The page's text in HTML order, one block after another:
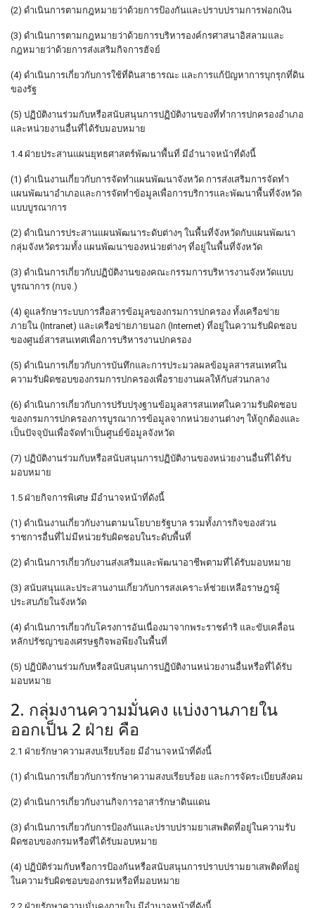
(2) ดำเนินการตามกฎหมายว่าด้วยการป้องกันและปราบปรามการฟอกเงิน
(3) ดำเนินการตามกฎหมายว่าด้วยการบริหารองค์กรศาสนาอิสลามและ
กฎหมายว่าด้วยการส่งเสริมกิจการฮัจย์
(4) ดำเนินการเกี่ยวกับการใช้ที่ดินสาธารณะ และการแก้ปัญหาการบุกรุกที่ดิน
ของรัฐ
(5) ปฏิบัติงานร่วมกับหรือสนับสนุนการปฏิบัติงานของที่ทำการปกครองอำเภอ
และหน่วยงานอื่นที่ได้รับมอบหมาย
1.4 ฝ่ายประสานแผนยุทธศาสตร์พัฒนาพื้นที่ มีอำนาจหน้าที่ดังนี้
(1) ดำเนินงานเกี่ยวกับการจัดทำแผนพัฒนาจังหวัด การส่งเสริมการจัดทำ
แผนพัฒนาอำเภอและการจัดทำข้อมูลเพื่อการบริการและพัฒนาพื้นที่จังหวัด
แบบบูรณาการ
(2) ดำเนินการประสานแผนพัฒนาระดับต่างๆ ในพื้นที่จังหวัดกับแผนพัฒนา
กลุ่มจังหวัดรวมทั้ง แผนพัฒนาของหน่วยต่างๆ ที่อยู่ในพื้นที่จังหวัด
(3) ดำเนินการเกี่ยวกับปฏิบัติงานของคณะกรรมการบริหารงานจังหวัดแบบ
บูรณาการ (กบจ.)
(4) ดูแลรักษาระบบการสื่อสารข้อมูลของกรมการปกครอง ทั้งเครือข่าย
ภายใน (Intranet) และเครือข่ายภายนอก (Internet) ที่อยู่ในความรับผิดชอบ
ของศูนย์สารสนเทศเพื่อการบริหารงานปกครอง
(5) ดำเนินการเกี่ยวกับการบันทึกและการประมวลผลข้อมูลสารสนเทศใน
ความรับผิดชอบของกรมการปกครองเพื่อรายงานผลให้กับส่วนกลาง
(6) ดำเนินการเกี่ยวกับการปรับปรุงฐานข้อมูลสารสนเทศในความรับผิดชอบ
ของกรมการปกครองการบูรณาการข้อมูลจากหน่วยงานต่างๆ ให้ถูกต้องและ
เป็นปัจจุบันเพื่อจัดทำเป็นศูนย์ข้อมูลจังหวัด
(7) ปฏิบัติงานร่วมกับหรือสนับสนุนการปฏิบัติงานของหน่วยงานอื่นที่ได้รับ
มอบหมาย
1.5 ฝ่ายกิจการพิเศษ มีอำนาจหน้าที่ดังนี้
(1) ดำเนินงานเกี่ยวกับงานตามนโยบายรัฐบาล รวมทั้งภารกิจของส่วน
ราชการอื่นที่ไม่มีหน่วยรับผิดชอบในระดับพื้นที่
(2) ดำเนินการเกี่ยวกับงานส่งเสริมและพัฒนาอาชีพตามที่ได้รับมอบหมาย
(3) สนับสนุนและประสานงานเกี่ยวกับการสงเคราะห์ช่วยเหลือราษฎรผู้
ประสบภัยในจังหวัด
(4) ดำเนินการเกี่ยวกับโครงการอันเนื่องมาจากพระราชดำริ และขับเคลื่อน
หลักปรัชญาของเศรษฐกิจพอพียงในพื้นที่
(5) ปฏิบัติงานร่วมกับหรือสนับสนุนการปฏิบัติงานหน่วยงานอื่นหรือที่ได้รับ
มอบหมาย
2. กลุ่มงานความมั่นคง แบ่งงานภายใน
ออกเป็น 2 ฝ่าย คือ
2.1 ฝ่ายรักษาความสงบเรียบร้อย มีอำนาจหน้าที่ดังนี้
(1) ดำเนินการเกี่ยวกับการรักษาความสงบเรียบร้อย และการจัดระเบียบสังคม
(2) ดำเนินการเกี่ยวกับงานกิจการอาสารักษาดินแดน
(3) ดำเนินการเกี่ยวกับการป้องกันและปราบปรามยาเสพติดที่อยู่ในความรับ
ผิดชอบของกรมหรือที่ได้รับมอบหมาย
(4) ปฏิบัติร่วมกับหรือการป้องกันหรือสนับสนุนการปราบปรามยาเสพติดที่อยู่
ในความรับผิดชอบของกรมหรือที่มอบหมาย